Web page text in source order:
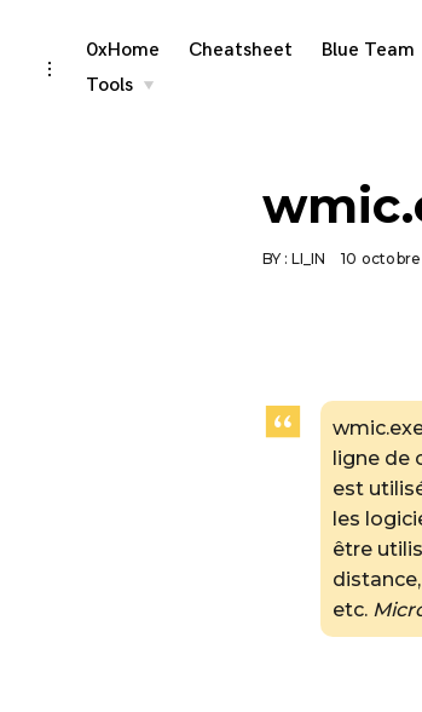
to
toggle
open/close
0xHome Cheatsheet Blue Team
Tools
toggle
BY : LI_IN 10
ligne de
est
les
être
etc.